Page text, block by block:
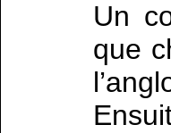
Un
que